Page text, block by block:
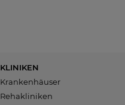
KLINIKEN
Krankenhäuser
Rehakliniken